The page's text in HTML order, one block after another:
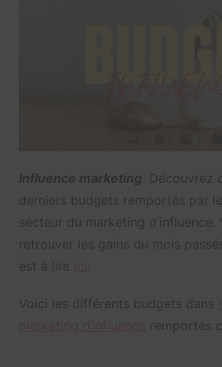
Influence marketing . Découvrez
derniers budgets remportés par
secteur du marketing d’influence.
retrouver les gains du mois
est à lire
Voici les différents budgets dans
remportés